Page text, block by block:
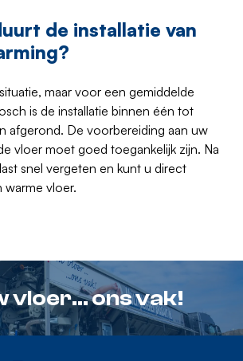
de installatie van
maar voor een gemiddelde
is de installatie binnen één tot
afgerond. De voorbereiding aan uw
vloer moet goed toegankelijk zijn. Na
snel vergeten en kunt u direct
warme vloer.
vloer... ons vak!